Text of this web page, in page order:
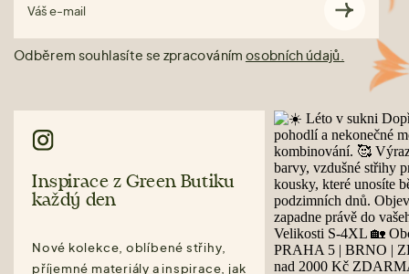
Váš e-mail
Odběrem souhlasíte se zpracováním osobních údajů.
Inspirace z Green Butiku
každý den
Nové kolekce, oblíbené střihy,
příjemné materiály a inspirace, jak